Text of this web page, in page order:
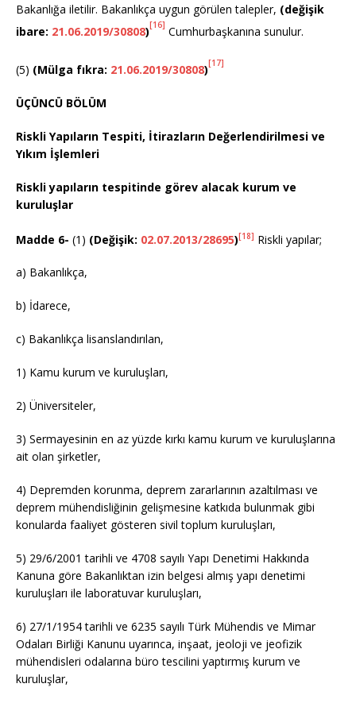
Bakanlığa iletilir. Bakanlıkça uygun görülen talepler, (değişik
ibare: 21.06.2019/30808)[16] Cumhurbaşkanına sunulur.
(5) (Mülga fıkra: 21.06.2019/30808)[17]
ÜÇÜNCÜ BÖLÜM
Riskli Yapıların Tespiti, İtirazların Değerlendirilmesi ve
Yıkım İşlemleri
Riskli yapıların tespitinde görev alacak kurum ve
kuruluşlar
Madde 6- (1) (Değişik: 02.07.2013/28695)[18] Riskli yapılar;
a) Bakanlıkça,
b) İdarece,
c) Bakanlıkça lisanslandırılan,
1) Kamu kurum ve kuruluşları,
2) Üniversiteler,
3) Sermayesinin en az yüzde kırkı kamu kurum ve kuruluşlarına
ait olan şirketler,
4) Depremden korunma, deprem zararlarının azaltılması ve
deprem mühendisliğinin gelişmesine katkıda bulunmak gibi
konularda faaliyet gösteren sivil toplum kuruluşları,
5) 29/6/2001 tarihli ve 4708 sayılı Yapı Denetimi Hakkında
Kanuna göre Bakanlıktan izin belgesi almış yapı denetimi
kuruluşları ile laboratuvar kuruluşları,
6) 27/1/1954 tarihli ve 6235 sayılı Türk Mühendis ve Mimar
Odaları Birliği Kanunu uyarınca, inşaat, jeoloji ve jeofizik
mühendisleri odalarına büro tescilini yaptırmış kurum ve
kuruluşlar,